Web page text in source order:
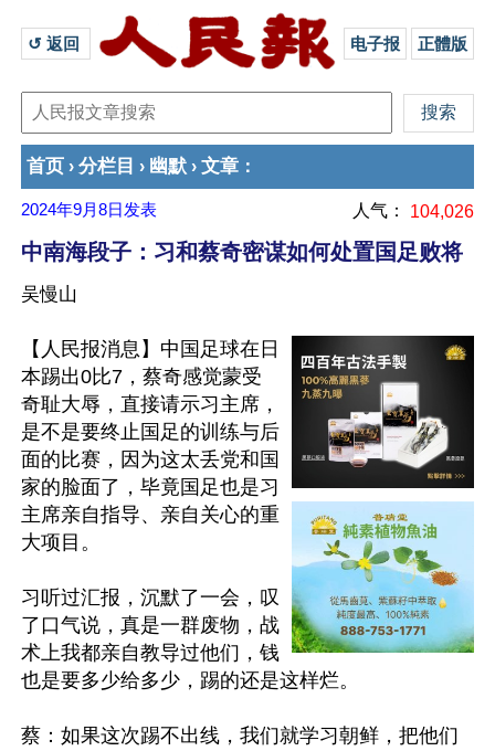
↺ 返回 电子报 正體版
首页 › 分栏目 › 幽默 › 文章 ：
2024年9月8日 发表 人气： 104,026
中南海段子：习和蔡奇密谋如何处置国足败将
吴慢山
【人民报消息】中国足球在日
本踢出0比7，蔡奇感觉蒙受
奇耻大辱，直接请示习主席，
是不是要终止国足的训练与后
面的比赛，因为这太丢党和国
家的脸面了，毕竟国足也是习
主席亲自指导、亲自关心的重
大项目。
习听过汇报，沉默了一会，叹
了口气说，真是一群废物，战
术上我都亲自教导过他们，钱
也是要多少给多少，踢的还是这样烂。
蔡：如果这次踢不出线，我们就学习朝鲜，把他们